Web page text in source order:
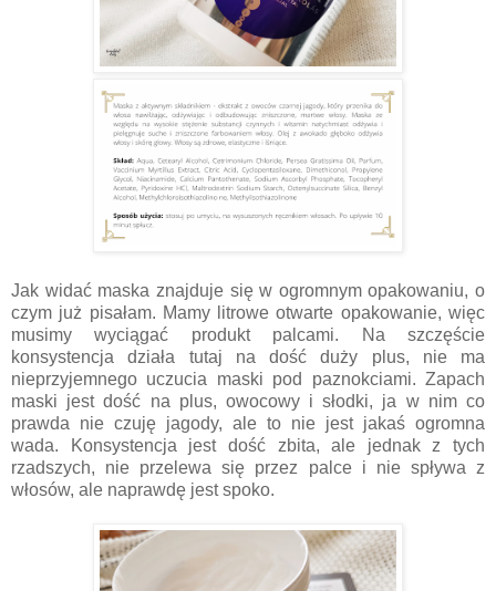
Jak widać maska znajduje się w ogromnym opakowaniu, o
czym już pisałam. Mamy litrowe otwarte opakowanie, więc
musimy wyciągać produkt palcami. Na szczęście
konsystencja działa tutaj na dość duży plus, nie ma
nieprzyjemnego uczucia maski pod paznokciami. Zapach
maski jest dość na plus, owocowy i słodki, ja w nim co
prawda nie czuję jagody, ale to nie jest jakaś ogromna
wada. Konsystencja jest dość zbita, ale jednak z tych
rzadszych, nie przelewa się przez palce i nie spływa z
włosów, ale naprawdę jest spoko.